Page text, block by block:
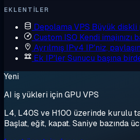
EKLENTILER
Depolama VPS Büyük diskli
Custom ISO Kendi imajınızı
Ayrılmış IPv4 IP'niz,
Ek IP'ler Sunucu başına
Yeni
AI iş yükleri için GPU VPS
L4, L40S ve H100 üzerinde kurulu
Başlat, eğit, kapat. Saniye bazında